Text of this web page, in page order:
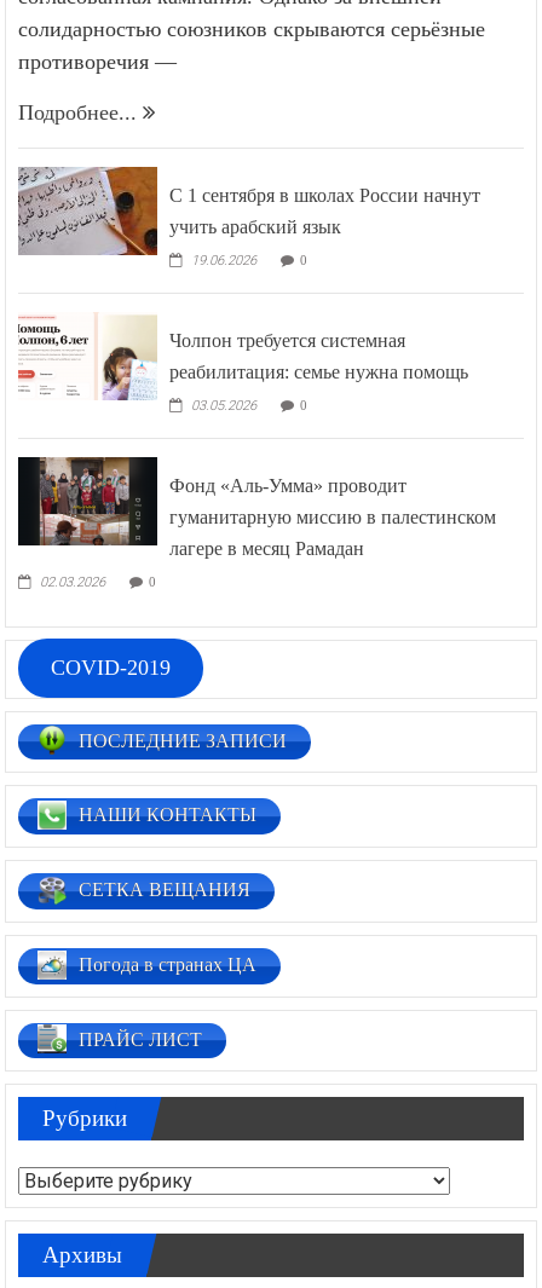
солидарностью союзников скрываются серьёзные
противоречия —
Подробнее...
С 1 сентября в школах России начнут
учить арабский язык
19.06.2026 0
Чолпон требуется системная
реабилитация: семье нужна помощь
03.05.2026 0
Фонд «Аль-Умма» проводит
гуманитарную миссию в палестинском
лагере в месяц Рамадан
02.03.2026 0
COVID-2019
ПОСЛЕДНИЕ ЗАПИСИ
НАШИ КОНТАКТЫ
СЕТКА ВЕЩАНИЯ
Погода в странах ЦА
ПРАЙС ЛИСТ
Рубрики
Рубрики
Архивы